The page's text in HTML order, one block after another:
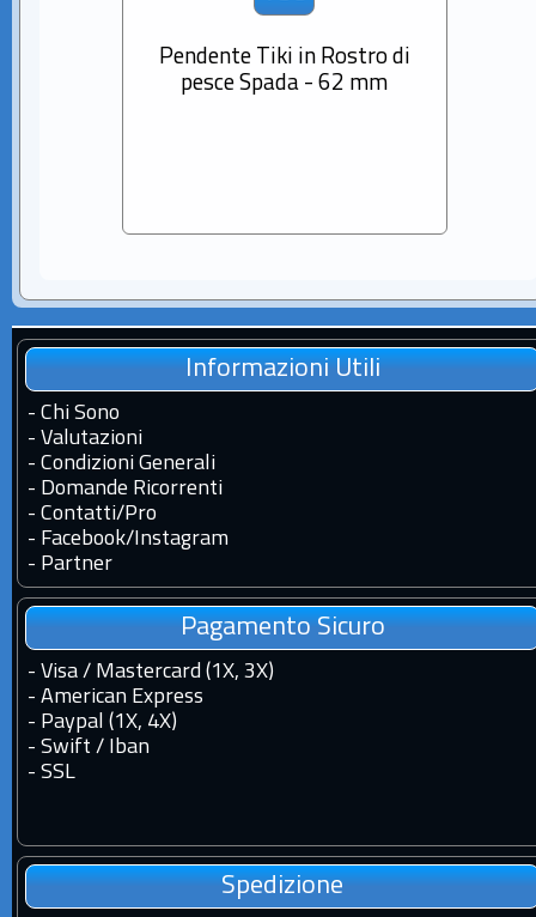
Pendente Tiki in Rostro di
pesce Spada - 62 mm
Informazioni Utili
- Chi Sono
- Valutazioni
- Condizioni Generali
- Domande Ricorrenti
- Contatti/Pro
- Facebook/ Instagram
- Partner
Pagamento Sicuro
- Visa / Mastercard (1X, 3X)
- American Express
- Paypal (1X, 4X)
- Swift / Iban
- SSL
Spedizione